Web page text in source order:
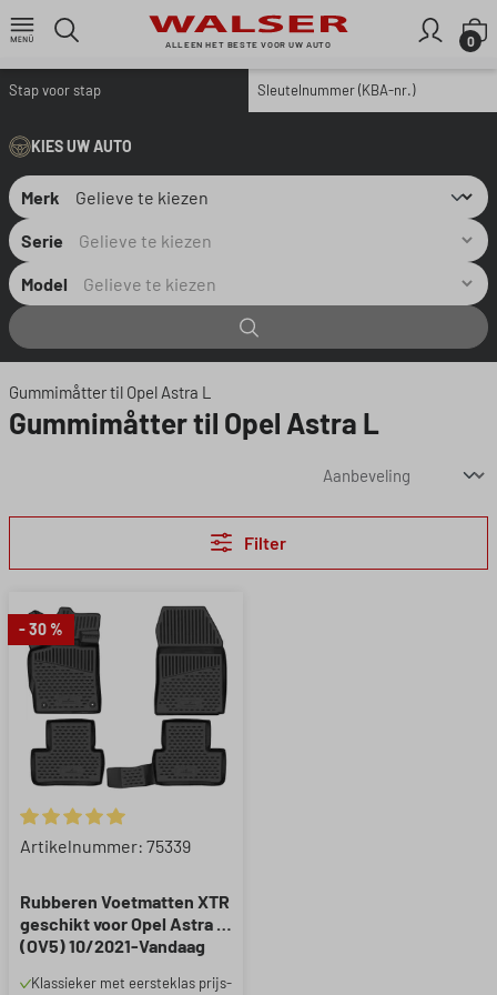
Ga naar de hoofdinhoud
ALLEEN HET BESTE VOOR UW AUTO 0
Stap voor stap Sleutelnummer (KBA-nr.)
KIES UW AUTO
Merk
Serie
Model
Gummimåtter til Opel Astra L
Gummimåtter til Opel Astra L
Filter
- 30 %
Gemiddelde waardering van 5 van 5 sterren
Artikelnummer: 75339
Rubberen Voetmatten XTR
geschikt voor Opel Astra L
(OV5) 10/2021-Vandaag
Klassieker met eersteklas prijs-